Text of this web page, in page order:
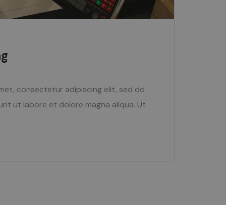
consectetur adipiscing elit, sed do
ut labore et dolore magna aliqua. Ut